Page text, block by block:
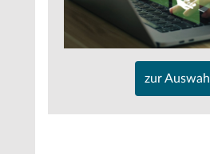
zur Auswahl